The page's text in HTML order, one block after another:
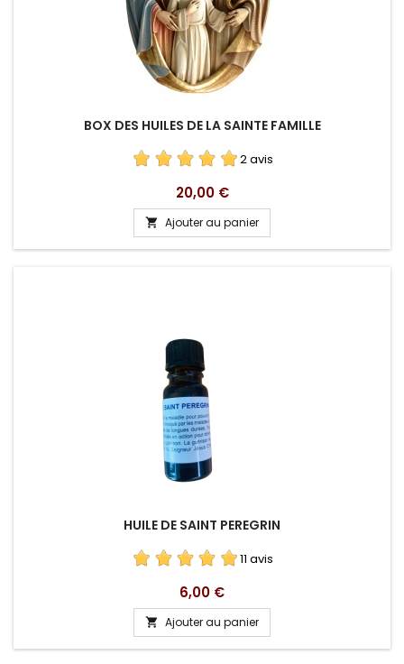
BOX DES HUILES DE LA SAINTE FAMILLE
2 avis
Prix
20,00 €
 Ajouter au panier
HUILE DE SAINT PEREGRIN
11 avis
Prix
6,00 €
 Ajouter au panier